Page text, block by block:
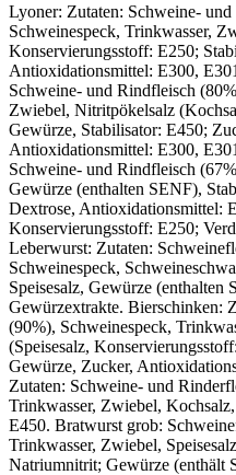
Lyoner: Zutaten: Schweine-
Schweinespeck, Trinkwasser,
Konservierungsstoff: E250;
Antioxidationsmittel: E300,
Schweine- und Rindfleisch
Zwiebel, Nitritpökelsalz
Gewürze, Stabilisator: E450;
Antioxidationsmittel: E300,
Schweine- und Rindfleisch
Gewürze (enthalten SENF),
Dextrose, Antioxidationsmittel:
Konservierungsstoff: E250;
Leberwurst: Zutaten:
Schweinespeck,
Speisesalz, Gewürze (enthalten
Gewürzextrakte. Bierschinken:
(90%), Schweinespeck,
(Speisesalz,
Gewürze, Zucker,
Zutaten: Schweine- und
Trinkwasser, Zwiebel,
E450. Bratwurst grob:
Trinkwasser, Zwiebel,
Natriumnitrit; Gewürze (enthält